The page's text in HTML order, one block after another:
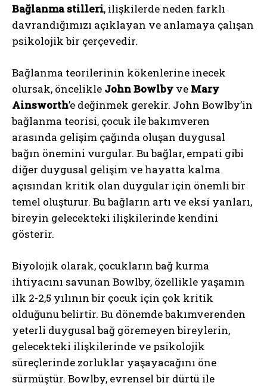
Bağlanma stilleri, ilişkilerde neden farklı
davrandığımızı açıklayan ve anlamaya çalışan
psikolojik bir çerçevedir.
Bağlanma teorilerinin kökenlerine inecek
olursak, öncelikle John Bowlby ve Mary
Ainsworth’e değinmek gerekir. John Bowlby’in
bağlanma teorisi, çocuk ile bakımveren
arasında gelişim çağında oluşan duygusal
bağın önemini vurgular. Bu bağlar, empati gibi
diğer duygusal gelişim ve hayatta kalma
açısından kritik olan duygular için önemli bir
temel oluşturur. Bu bağların artı ve eksi yanları,
bireyin gelecekteki ilişkilerinde kendini
gösterir.
Biyolojik olarak, çocukların bağ kurma
ihtiyacını savunan Bowlby, özellikle yaşamın
ilk 2-2,5 yılının bir çocuk için çok kritik
olduğunu belirtir. Bu dönemde bakımverenden
yeterli duygusal bağ göremeyen bireylerin,
gelecekteki ilişkilerinde ve psikolojik
süreçlerinde zorluklar yaşayacağını öne
sürmüştür. Bowlby, evrensel bir dürtü ile